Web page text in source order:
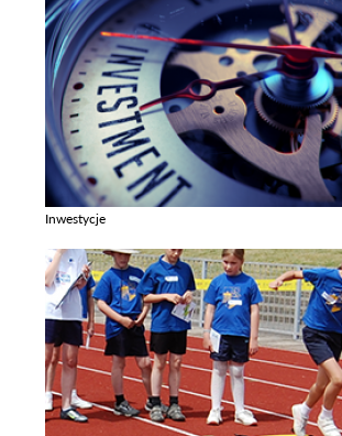
Inwestycje